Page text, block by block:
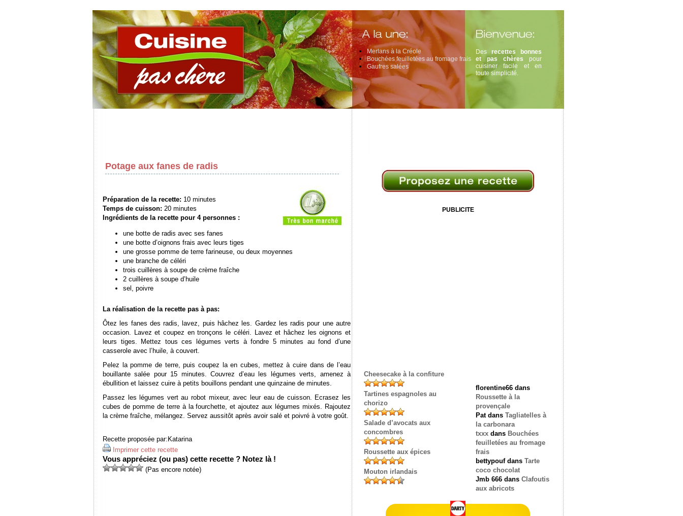
Des recettes bonnes
et pas chères pour
cuisiner facile et en
toute simplicité.
Merlans à la Créole
Bouchées feuilletées au fromage frais
Gaufres salées
Potage aux fanes de radis
Préparation de la recette: 10 minutes
Temps de cuisson: 20 minutes
Ingrédients de la recette pour 4 personnes :
une botte de radis avec ses fanes
une botte d’oignons frais avec leurs tiges
une grosse pomme de terre farineuse, ou deux moyennes
une branche de céléri
trois cuillères à soupe de crème fraîche
2 cuillères à soupe d’huile
sel, poivre
La réalisation de la recette pas à pas:
Ôtez les fanes des radis, lavez, puis hâchez les. Gardez les radis pour une autre
occasion. Lavez et coupez en tronçons le céléri. Lavez et hâchez les oignons et
leurs tiges. Mettez tous ces légumes verts à fondre 5 minutes au fond d’une
casserole avec l’huile, à couvert.
Pelez la pomme de terre, puis coupez la en cubes, mettez à cuire dans de l’eau
bouillante salée pour 15 minutes. Couvrez d’eau les légumes verts, amenez à
ébullition et laissez cuire à petits bouillons pendant une quinzaine de minutes.
Passez les légumes vert au robot mixeur, avec leur eau de cuisson. Ecrasez les
cubes de pomme de terre à la fourchette, et ajoutez aux légumes mixés. Rajoutez
la crème fraîche, mélangez. Servez aussitôt après avoir salé et poivré à votre goût.
Recette proposée par: Katarina
Imprimer cette recette
Vous appréciez (ou pas) cette recette ? Notez là !
(Pas encore notée)
PUBLICITE
Cheesecake à la confiture
Tartines espagnoles au
chorizo
Salade d’avocats aux
concombres
Roussette aux épices
Mouton irlandais
florentine66 dans
Roussette à la
provençale
Patdans Tagliatelles à
la carbonara
txxx dans Bouchées
feuilletées au fromage
frais
bettypoufdans Tarte
coco chocolat
Jmb 666 dans Clafoutis
aux abricots